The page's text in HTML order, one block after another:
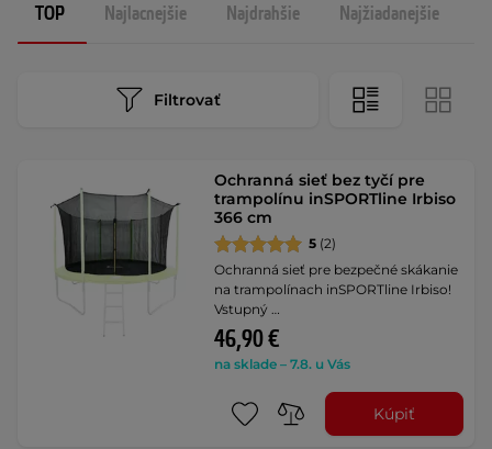
TOP Najlacnejšie Najdrahšie Najžiadanejšie
Filtrovať
Ochranná sieť bez tyčí pre
trampolínu inSPORTline Irbiso
366 cm
5 (2)
Ochranná sieť pre bezpečné skákanie
na trampolínach inSPORTline Irbiso!
Vstupný …
46,90 €
na sklade – 7.8. u Vás
Kúpiť